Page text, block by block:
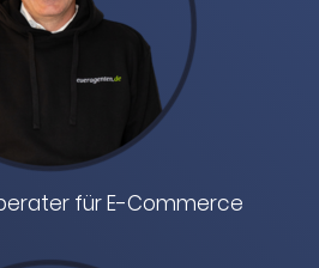
für E-Commerce